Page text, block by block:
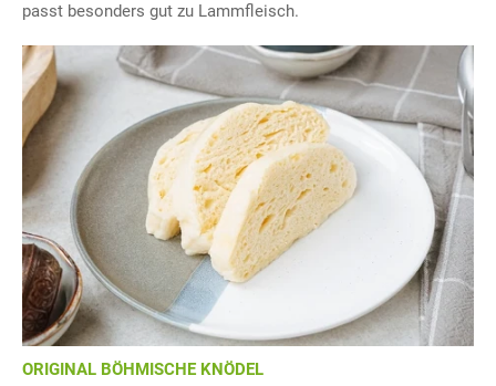
passt besonders gut zu Lammfleisch.
ORIGINAL BÖHMISCHE KNÖDEL